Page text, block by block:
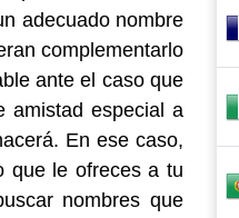
adecuado nombre
complementarlo
ante el caso que
amistad especial a
En ese caso,
que le ofreces a tu
nombres que